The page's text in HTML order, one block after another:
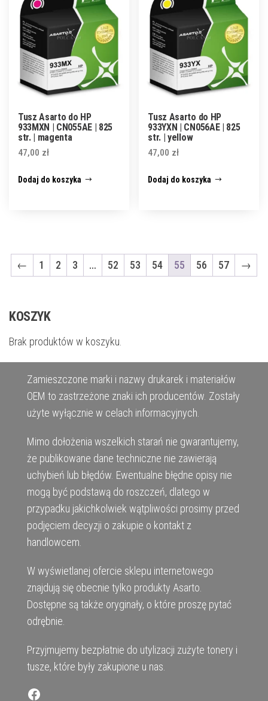
Tusz Asarto do HP
933MXN | CN055AE | 825
str. | magenta
47,00 zł
Dodaj do koszyka
Tusz Asarto do HP
933YXN | CN056AE | 825
str. | yellow
47,00 zł
Dodaj do koszyka
← 1 2 3 … 52 53 54 55 56 57 →
KOSZYK
Brak produktów w koszyku.
Zamieszczone marki i nazwy drukarek i materiałów
OEM to zastrzeżone znaki ich producentów. Zostały
użyte wyłącznie w celach informacyjnych.
Mimo dołożenia wszelkich starań nie gwarantujemy,
że publikowane dane techniczne nie zawierają
uchybień lub błędów. Ewentualne błędne opisy nie
mogą być podstawą do roszczeń, dlatego w
przypadku jakichkolwiek wątpliwości prosimy przed
podjęciem decyzji o zakupie o kontakt z
handlowcem.
W wyświetlanej ofercie sklepu internetowego
znajdują się obecnie tylko produkty Asarto.
Dostępne są także oryginały, o które proszę pytać
odrębnie.
Przyjmujemy bezpłatnie do utylizacji zużyte tonery i
tusze, które były zakupione u nas.
Facebook